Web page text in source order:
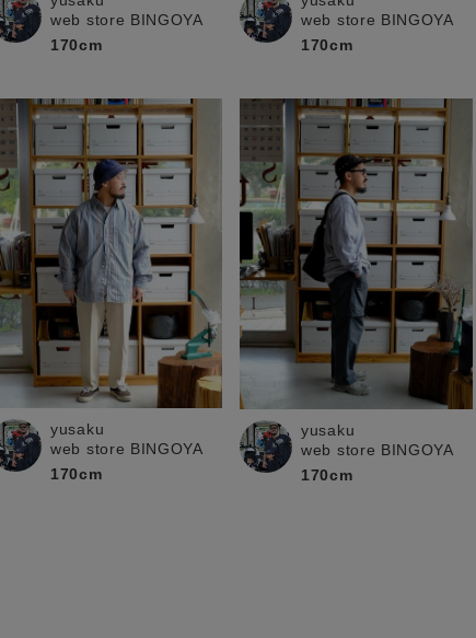
web store BINGOYA
170cm
web store BINGOYA
170cm
yusaku
web store BINGOYA
170cm
yusaku
web store BINGOYA
170cm